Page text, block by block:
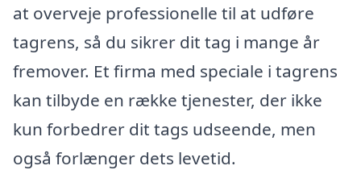
at overveje professionelle til at udføre
tagrens, så du sikrer dit tag i mange år
fremover. Et firma med speciale i tagrens
kan tilbyde en række tjenester, der ikke
kun forbedrer dit tags udseende, men
også forlænger dets levetid.